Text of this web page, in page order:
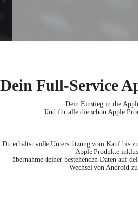
Dein Full-Service
Dein Einstieg in die
Und für alle die schon Apple
Du erhältst volle Unterstützung vom Kauf bis
Apple Produkte
übernahme deiner bestehenden Daten auf
Wechsel von Android zu